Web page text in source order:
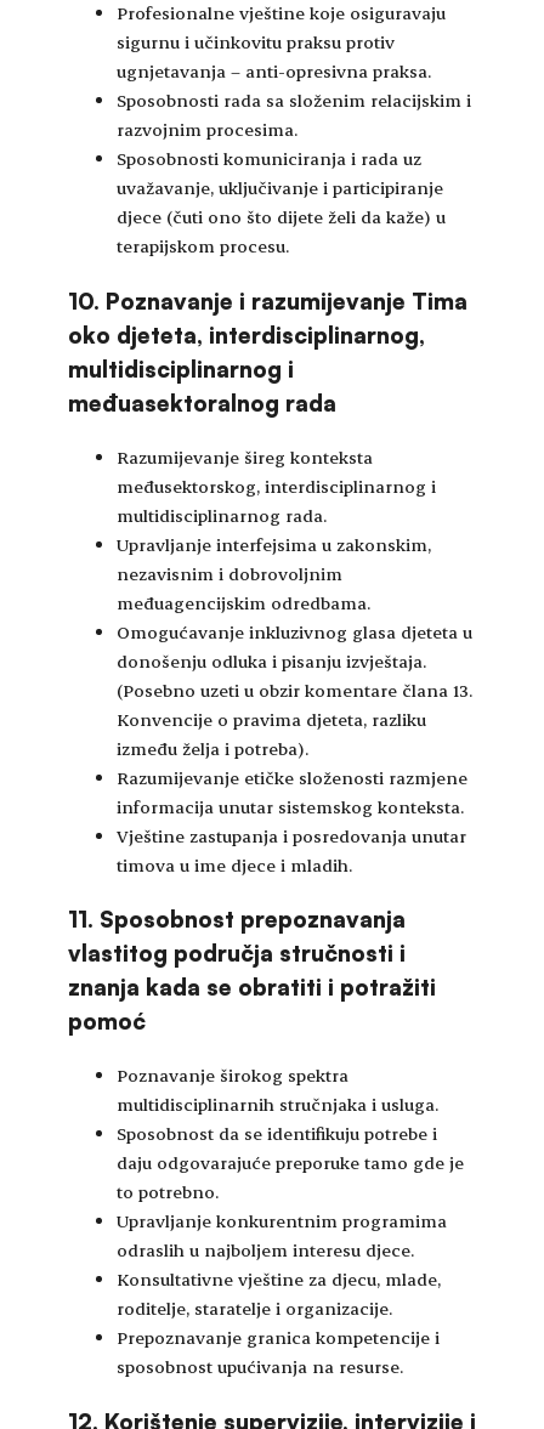
Profesionalne vještine koje osiguravaju
sigurnu i učinkovitu praksu protiv
ugnjetavanja – anti-opresivna praksa.
Sposobnosti rada sa složenim relacijskim i
razvojnim procesima.
Sposobnosti komuniciranja i rada uz
uvažavanje, uključivanje i participiranje
djece (čuti ono što dijete želi da kaže) u
terapijskom procesu.
10. Poznavanje i razumijevanje Tima
oko djeteta, interdisciplinarnog,
multidisciplinarnog i
međuasektoralnog rada
Razumijevanje šireg konteksta
međusektorskog, interdisciplinarnog i
multidisciplinarnog rada.
Upravljanje interfejsima u zakonskim,
nezavisnim i dobrovoljnim
međuagencijskim odredbama.
Omogućavanje inkluzivnog glasa djeteta u
donošenju odluka i pisanju izvještaja.
(Posebno uzeti u obzir komentare člana 13.
Konvencije o pravima djeteta, razliku
između želja i potreba).
Razumijevanje etičke složenosti razmjene
informacija unutar sistemskog konteksta.
Vještine zastupanja i posredovanja unutar
timova u ime djece i mladih.
11. Sposobnost prepoznavanja
vlastitog područja stručnosti i
znanja kada se obratiti i potražiti
pomoć
Poznavanje širokog spektra
multidisciplinarnih stručnjaka i usluga.
Sposobnost da se identifikuju potrebe i
daju odgovarajuće preporuke tamo gde je
to potrebno.
Upravljanje konkurentnim programima
odraslih u najboljem interesu djece.
Konsultativne vještine za djecu, mlade,
roditelje, staratelje i organizacije.
Prepoznavanje granica kompetencije i
sposobnost upućivanja na resurse.
12. Korištenje supervizije, intervizije i